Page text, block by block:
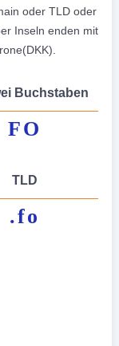
oder TLD oder
Inseln enden mit
Buchstaben
FO
TLD
.fo